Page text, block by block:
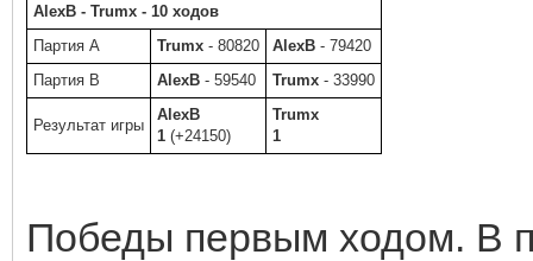
AlexB - Trumx - 10 ходов
Партия A
Trumx - 80820 AlexB - 79420
Партия B
AlexB - 59540 Trumx - 33990
Результат игры
AlexB
1 (+24150)
Trumx
1
Победы первым ходом. В